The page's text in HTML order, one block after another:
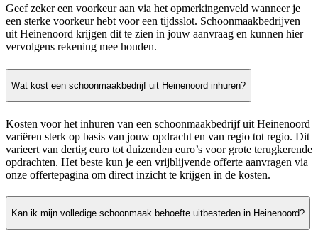
Geef zeker een voorkeur aan via het opmerkingenveld wanneer je
een sterke voorkeur hebt voor een tijdsslot. Schoonmaakbedrijven
uit Heinenoord krijgen dit te zien in jouw aanvraag en kunnen hier
vervolgens rekening mee houden.
Wat kost een schoonmaakbedrijf uit Heinenoord inhuren?
Kosten voor het inhuren van een schoonmaakbedrijf uit Heinenoord
variëren sterk op basis van jouw opdracht en van regio tot regio. Dit
varieert van dertig euro tot duizenden euro’s voor grote terugkerende
opdrachten. Het beste kun je een vrijblijvende offerte aanvragen via
onze offertepagina om direct inzicht te krijgen in de kosten.
Kan ik mijn volledige schoonmaak behoefte uitbesteden in Heinenoord?